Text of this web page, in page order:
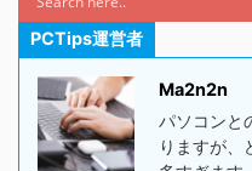
PCTips運営者
Ma2n2n
パソコンと
りますが、